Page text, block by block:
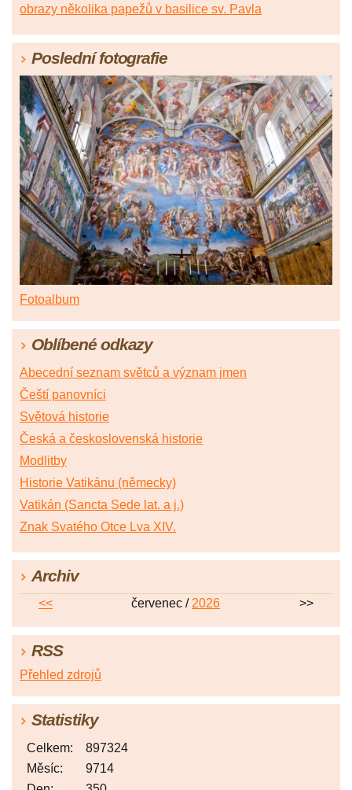
obrazy několika papežů v basilice sv. Pavla
Poslední fotografie
Fotoalbum
Oblíbené odkazy
Abecední seznam světců a význam jmen
Čeští panovníci
Světová historie
Česká a československá historie
Modlitby
Historie Vatikánu (německy)
Vatikán (Sancta Sede lat. a j.)
Znak Svatého Otce Lva XIV.
Archiv
<< červenec / 2026 >>
RSS
Přehled zdrojů
Statistiky
Celkem:
897324
Měsíc:
9714